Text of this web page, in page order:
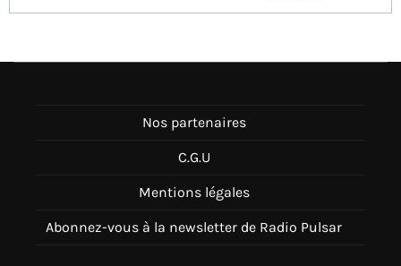
Nos partenaires
C.G.U
Mentions légales
Abonnez-vous à la newsletter de Radio Pulsar